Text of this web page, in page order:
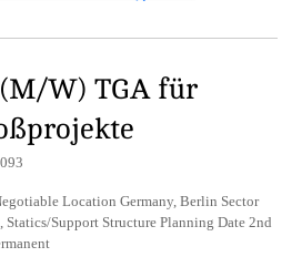
W) TGA für
Location Germany, Berlin Sector
Support Structure Planning Date 2nd